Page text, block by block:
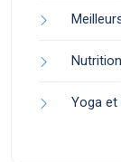
Nutrition
Yoga et